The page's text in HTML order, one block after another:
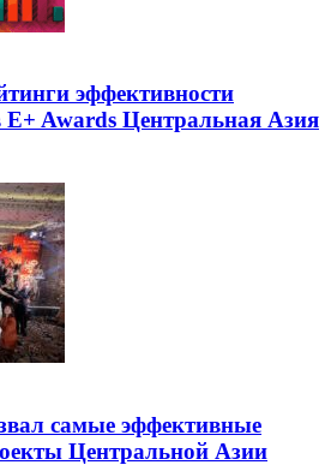
эффективности
E+ Awards Центральная Азия
самые эффективные
Центральной Азии